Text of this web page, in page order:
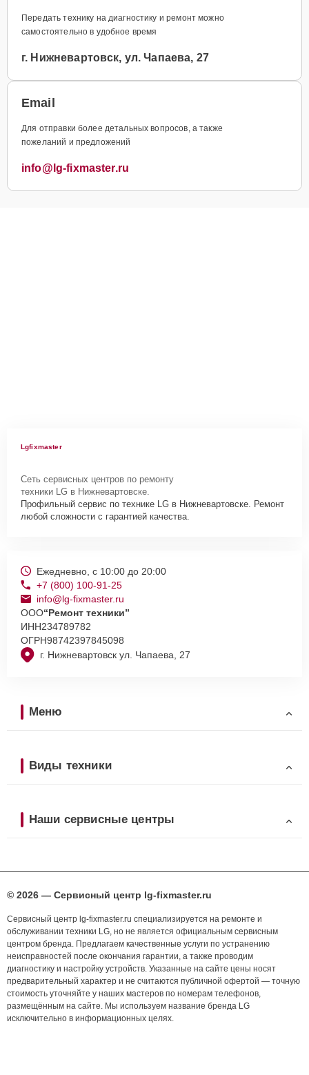
Передать технику на диагностику и ремонт можно
самостоятельно в удобное время
г. Нижневартовск, ул. Чапаева, 27
Email
Для отправки более детальных вопросов, а также
пожеланий и предложений
info@lg-fixmaster.ru
Lgfixmaster
Сеть сервисных центров по ремонту
техники LG в Нижневартовске.
Профильный сервис по технике LG в Нижневартовске. Ремонт
любой сложности с гарантией качества.
г. Нижневартовск ул. Чапаева, 27
Ежедневно, с 10:00 до 20:00
+7 (800) 100-91-25
info@lg-fixmaster.ru
ООО“Ремонт техники”
ИНН234789782
ОГРН98742397845098
Меню
Виды техники
Наши сервисные центры
© 2026 — Сервисный центр lg-fixmaster.ru
Сервисный центр lg-fixmaster.ru специализируется на ремонте и
обслуживании техники LG, но не является официальным сервисным
центром бренда. Предлагаем качественные услуги по устранению
неисправностей после окончания гарантии, а также проводим
диагностику и настройку устройств. Указанные на сайте цены носят
предварительный характер и не считаются публичной офертой — точную
стоимость уточняйте у наших мастеров по номерам телефонов,
размещённым на сайте. Мы используем название бренда LG
исключительно в информационных целях.